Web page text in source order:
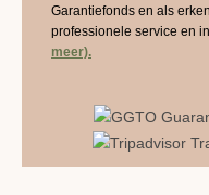
Garantiefonds en als
professionele service en
meer).